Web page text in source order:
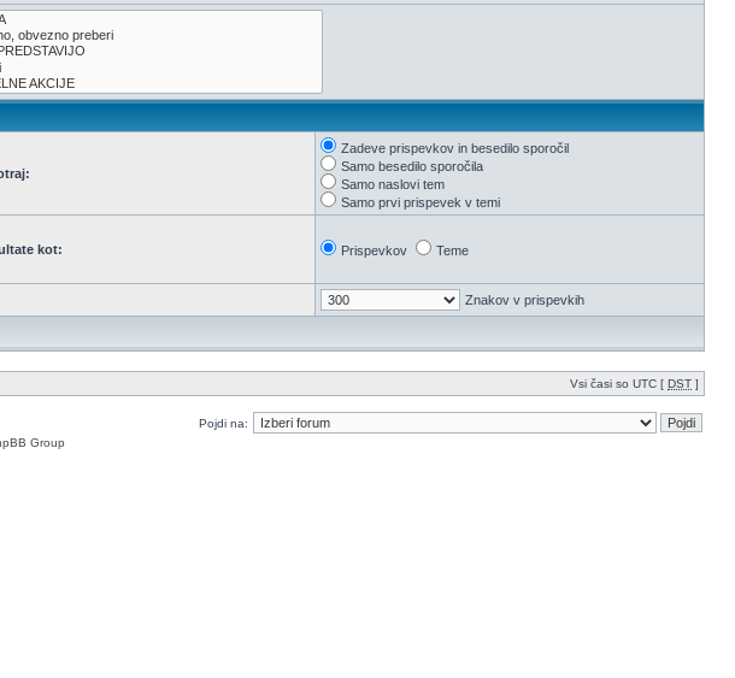
Zadeve prispevkov in besedilo sporočil
Samo besedilo sporočila
Samo naslovi tem
Samo prvi prispevek v temi
kot: Prispevkov Teme
Znakov v prispevkih
Vsi časi so UTC [ DST ]
Pojdi na:
Group